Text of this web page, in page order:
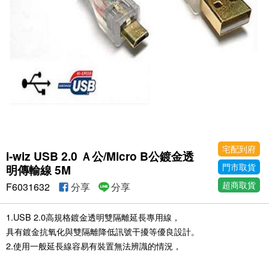
i-wiz USB 2.0 Ａ公/Micro B公鍍金透
明傳輸線 5M
宅配到府
門市取貨
超商取貨
F6031632 分享 分享
1.USB 2.0高規格鍍金透明雙隔離延長專用線，
具有鍍金抗氧化與雙隔離降低訊號干擾等優良設計。
2.使用一般延長線容易有裝置無法辨識的情況，